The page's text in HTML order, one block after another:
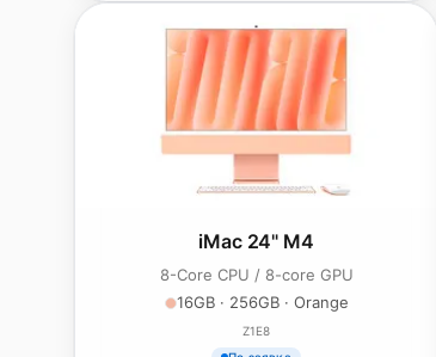
iMac 24" M4
8-Core CPU / 8-core GPU
16GB · 256GB · Orange
Z1E8